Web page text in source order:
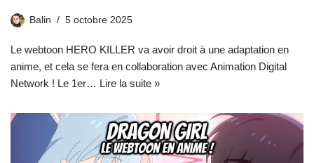
Balin 5 octobre 2025
Le webtoon HERO KILLER va avoir droit à une adaptation en
anime, et cela se fera en collaboration avec Animation Digital
Network ! Le 1er… Lire la suite »